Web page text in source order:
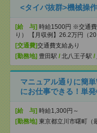
<タイパ抜群>機械操
[給 与] 時給1500円 ※交通
り） 【月収例】26.2万円（
[交通費]交通費支給あり
[勤務地] 豊田駅 / 北八王子駅 /
マニュアル通りに簡
にお仕事できる！単
[給 与] 時給1,300円～
[勤務地] 東京都立川市曙町（